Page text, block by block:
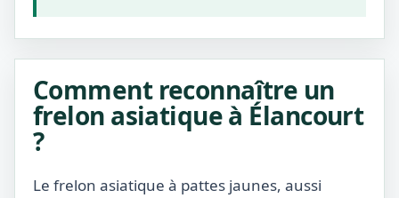
Comment reconnaître un
frelon asiatique à Élancourt
?
Le frelon asiatique à pattes jaunes, aussi